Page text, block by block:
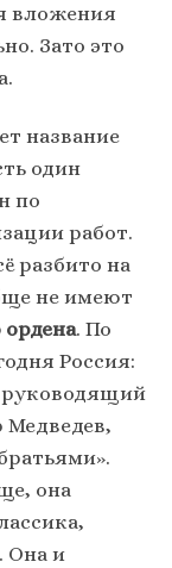
вложения
Зато это
название
один
по
работ.
разбито на
не имеют
. По
Россия:
Медведев,
она
Она и